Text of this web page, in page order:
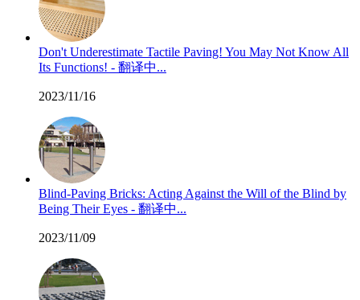
Don't Underestimate Tactile Paving! You May Not Know All
Its Functions! - 翻译中...
2023/11/16
Blind-Paving Bricks: Acting Against the Will of the Blind by
Being Their Eyes - 翻译中...
2023/11/09